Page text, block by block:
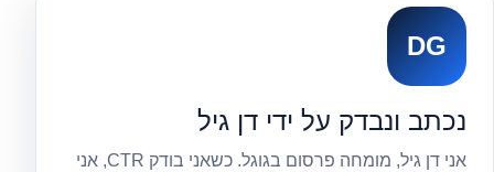
DG
נכתב ונבדק על ידי דן גיל
אני דן גיל, מומחה פרסום בגוגל. כשאני בודק CTR, אני